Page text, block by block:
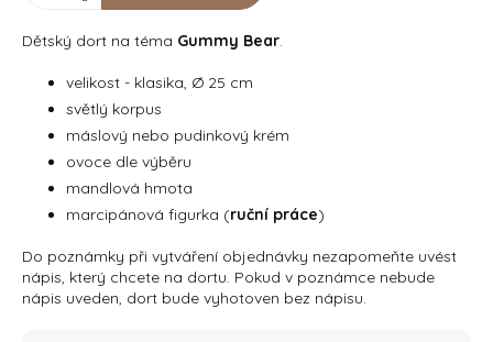
Dětský dort na téma Gummy Bear.
velikost - klasika, Ø 25 cm
světlý korpus
máslový nebo pudinkový krém
ovoce dle výběru
mandlová hmota
marcipánová figurka (ruční práce)
Do poznámky při vytváření objednávky nezapomeňte uvést
nápis, který chcete na dortu. Pokud v poznámce nebude
nápis uveden, dort bude vyhotoven bez nápisu.